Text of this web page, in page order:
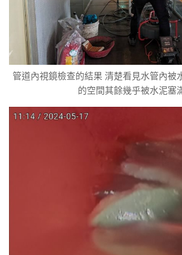
管道內視鏡檢查的結果 清楚看見水管內被
的空間其餘幾乎被水泥塞